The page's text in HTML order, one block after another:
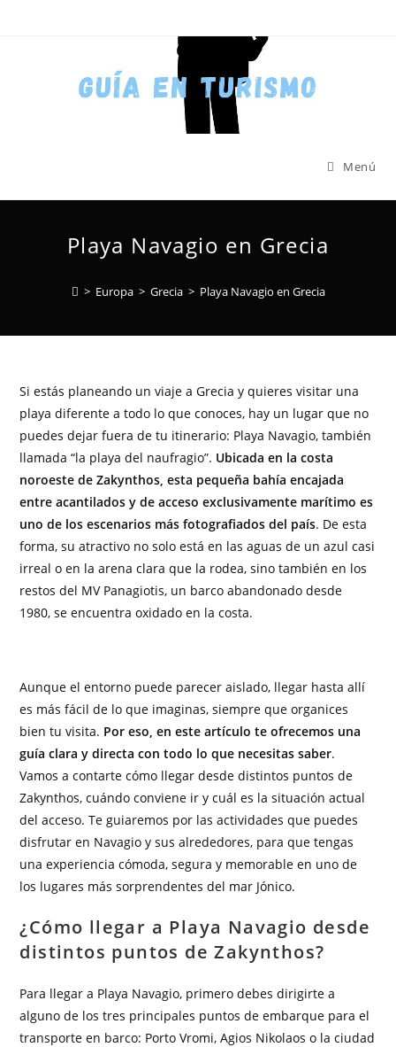
Menú
Playa Navagio en Grecia
> Europa > Grecia > Playa Navagio en Grecia
Si estás planeando un viaje a Grecia y quieres visitar una
playa diferente a todo lo que conoces, hay un lugar que no
puedes dejar fuera de tu itinerario: Playa Navagio, también
llamada “la playa del naufragio”. Ubicada en la costa
noroeste de Zakynthos, esta pequeña bahía encajada
entre acantilados y de acceso exclusivamente marítimo es
uno de los escenarios más fotografiados del país. De esta
forma, su atractivo no solo está en las aguas de un azul casi
irreal o en la arena clara que la rodea, sino también en los
restos del MV Panagiotis, un barco abandonado desde
1980, se encuentra oxidado en la costa.
Aunque el entorno puede parecer aislado, llegar hasta allí
es más fácil de lo que imaginas, siempre que organices
bien tu visita. Por eso, en este artículo te ofrecemos una
guía clara y directa con todo lo que necesitas saber.
Vamos a contarte cómo llegar desde distintos puntos de
Zakynthos, cuándo conviene ir y cuál es la situación actual
del acceso. Te guiaremos por las actividades que puedes
disfrutar en Navagio y sus alrededores, para que tengas
una experiencia cómoda, segura y memorable en uno de
los lugares más sorprendentes del mar Jónico.
¿Cómo llegar a Playa Navagio desde
distintos puntos de Zakynthos?
Para llegar a Playa Navagio, primero debes dirigirte a
alguno de los tres principales puntos de embarque para el
transporte en barco: Porto Vromi, Agios Nikolaos o la ciudad